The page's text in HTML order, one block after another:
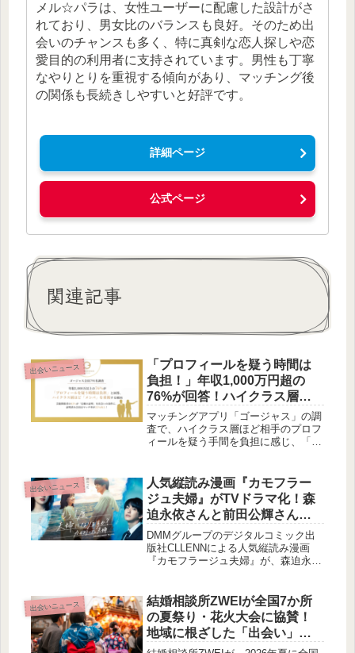
メル☆パラは、女性ユーザーに配慮した設計がさ
れており、男女比のバランスも良好。そのため出
会いのチャンスも多く、特に真剣な恋人探しや恋
愛目的の利用者に支持されています。男性も丁寧
なやりとりを重視する傾向があり、マッチング後
の関係も長続きしやすいと好評です。
詳細ページ
公式ページ
関連記事
出会いニュース
「プロフィールを疑う時間は
負担！」年収1,000万円超の
76%が回答！ハイクラス層ほ
ど「メンパ」重視の傾向が判
明
マッチングアプリ「ゴージャス」の調
査で、ハイクラス層ほど相手のプロフ
ィールを疑う手間を負担に感じ、「メ
た。特に女性や著名人にとって「信頼
の証明」は出会いの重要条件だそうで
すよ！
出会いニュース
人気縦読み漫画『カモフラー
ジュ夫婦』がTVドラマ化！森
迫永依さんと前田公輝さんがW
主演
DMMグループのデジタルコミック出
版社CLLENNによる人気縦読み漫画
『カモフラージュ夫婦』が、森迫永依
年7月6日（月）より放送開始され、ド
ラマ化を記念して原作20話無料キャン
ペーンも実施されます。
出会いニュース
結婚相談所ZWEIが全国7か所
の夏祭り・花火大会に協賛！
地域に根ざした「出会い」を
育む夏の支援